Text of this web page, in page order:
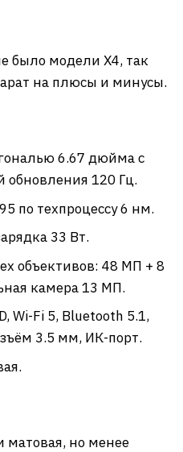
было модели X4, так
на плюсы и минусы.
6.67 дюйма с
обновления 120 Гц.
по техпроцессу 6 нм.
33 Вт.
объективов: 48 МП + 8
камера 13 МП.
Wi-Fi 5, Bluetooth 5.1,
3.5 мм, ИК-порт.
матовая, но менее